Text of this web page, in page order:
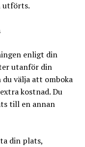
utförts.
enligt din
utanför din
välja att omboka
kostnad. Du
till en annan
din plats,